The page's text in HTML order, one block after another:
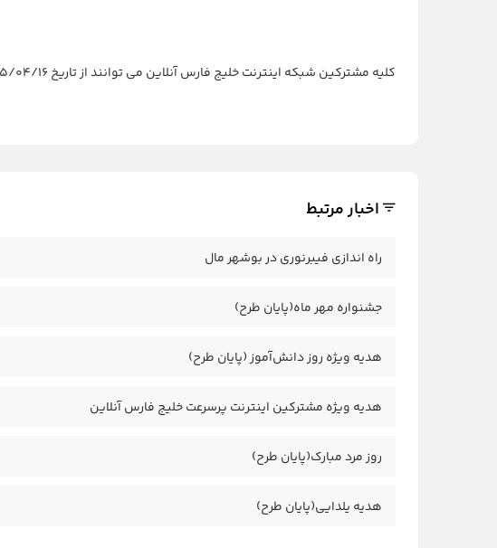
کلیه مشترکین شبکه اینترنت خلیج فارس آنلاین می توانند از تاریخ ۱۳۹۵/۰۴/۱۶ لغایت ۱۳۹۵/۰۴/۲۵ از ۲۰% تخفیف تمدید سرویس به صورت آنلاین، ویژه عید سعید فطر بهره مند گردند.
اخبار مرتبط
راه اندازی فیبرنوری در بوشهر مال
جشنواره مهر ماه(پایان طرح)
هدیه ویژه روز دانش‌آموز (پایان طرح)
هدیه ویژه مشترکین اینترنت پرسرعت خلیج فارس آنلاین
روز مرد مبارک(پایان طرح)
هدیه یلدایی(پایان طرح)